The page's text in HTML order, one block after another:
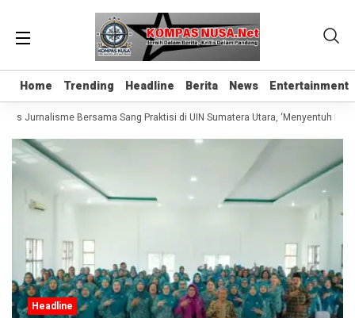
Home Trending Headline Berita News Entertainment
Home Trending Headline Berita News Entertainment
Jurnalisme Bersama Sang Praktisi di UIN Sumatera Utara, ‘Menyentuh Hati
Headline